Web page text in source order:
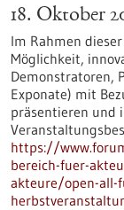
18. Oktober
Im Rahmen
Möglichkeit,
Demonstratoren,
Exponate) mit
präsentieren und
https://
bereich-fuer-
akteure/open-all-